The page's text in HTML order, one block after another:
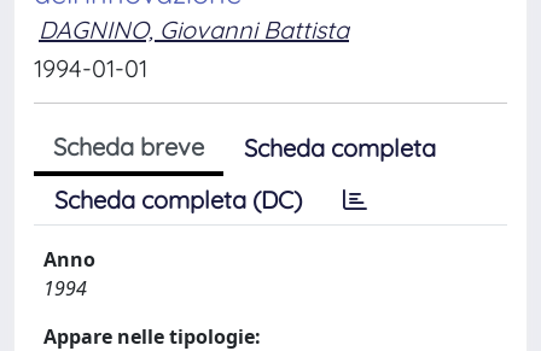
DAGNINO, Giovanni Battista
1994-01-01
Scheda breve
Scheda completa
Scheda completa (DC)
Anno
1994
Appare nelle tipologie: